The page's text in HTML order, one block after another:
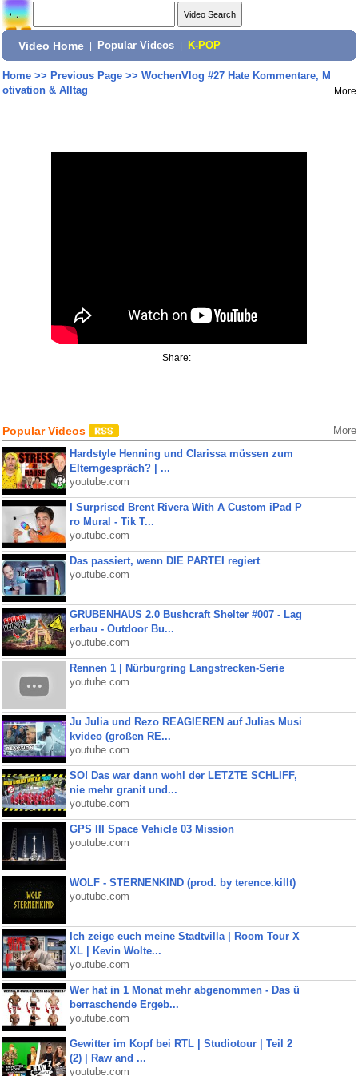
Video Home Popular Videos K-POP
Home>> Previous Page>> WochenVlog #27 Hate Kommentare, M
otivation & Alltag
More
Share:
Popular Videos More
Hardstyle Henning und Clarissa müssen zum
Elterngespräch? | ...
youtube.com
I Surprised Brent Rivera With A Custom iPad P
ro Mural - Tik T...
youtube.com
Das passiert, wenn DIE PARTEI regiert
youtube.com
GRUBENHAUS 2.0 Bushcraft Shelter #007 - Lag
erbau - Outdoor Bu...
youtube.com
Rennen 1 | Nürburgring Langstrecken-Serie
youtube.com
Ju Julia und Rezo REAGIEREN auf Julias Musi
kvideo (großen RE...
youtube.com
SO! Das war dann wohl der LETZTE SCHLIFF,
nie mehr granit und...
youtube.com
GPS III Space Vehicle 03 Mission
youtube.com
WOLF - STERNENKIND (prod. by terence.killt)
youtube.com
Ich zeige euch meine Stadtvilla | Room Tour X
XL | Kevin Wolte...
youtube.com
Wer hat in 1 Monat mehr abgenommen - Das ü
berraschende Ergeb...
youtube.com
Gewitter im Kopf bei RTL | Studiotour | Teil 2
(2) | Raw and ...
youtube.com